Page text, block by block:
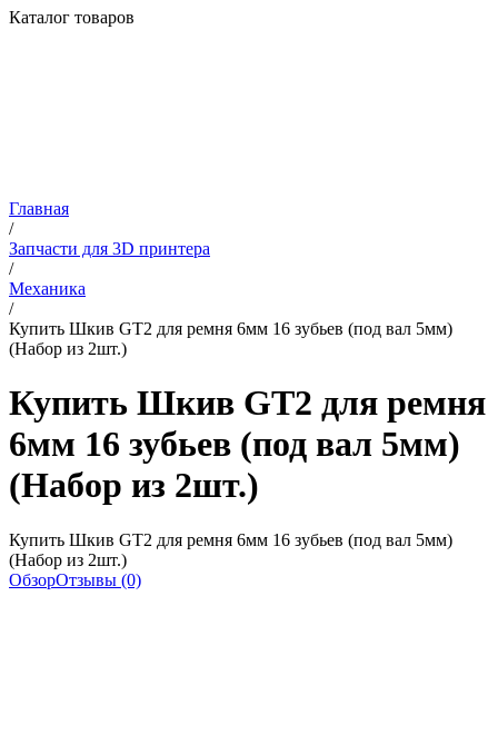
Каталог товаров
Главная
/
Запчасти для 3D принтера
/
Механика
/
Купить Шкив GT2 для ремня 6мм 16 зубьев (под вал 5мм)
(Набор из 2шт.)
Купить Шкив GT2 для ремня
6мм 16 зубьев (под вал 5мм)
(Набор из 2шт.)
Купить Шкив GT2 для ремня 6мм 16 зубьев (под вал 5мм)
(Набор из 2шт.)
ОбзорОтзывы (0)